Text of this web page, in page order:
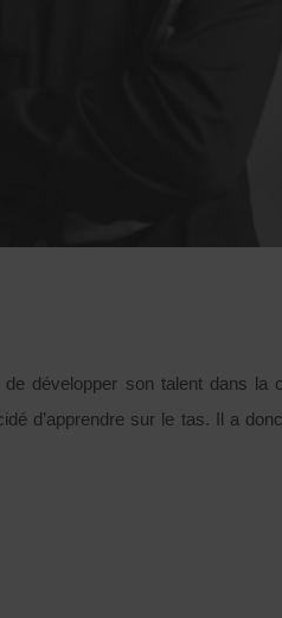
développer son talent dans la
d’apprendre sur le tas. Il a